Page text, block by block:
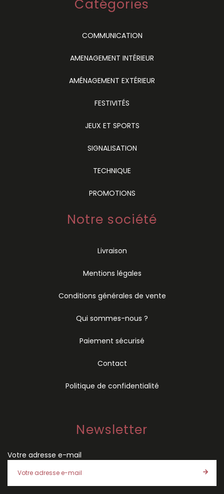
Catégories
COMMUNICATION
AMENAGEMENT INTÉRIEUR
AMÉNAGEMENT EXTÉRIEUR
FESTIVITÉS
JEUX ET SPORTS
SIGNALISATION
TECHNIQUE
PROMOTIONS
Notre société
Livraison
Mentions légales
Conditions générales de vente
Qui sommes-nous ?
Paiement sécurisé
Contact
Politique de confidentialité
Newsletter
Votre adresse e-mail